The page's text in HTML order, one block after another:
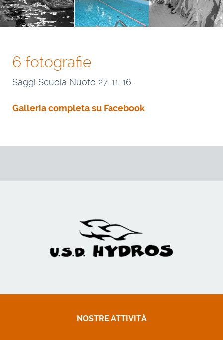
6 fotografie
Saggi Scuola Nuoto 27-11-16.
Galleria completa su Facebook
NOSTRE ATTIVITÀ